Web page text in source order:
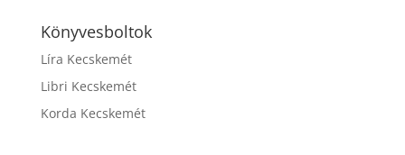
Könyvesboltok
Líra Kecskemét
Libri Kecskemét
Korda Kecskemét